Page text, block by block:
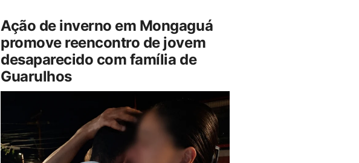
Ação de inverno em Mongaguá
promove reencontro de jovem
desaparecido com família de
Guarulhos